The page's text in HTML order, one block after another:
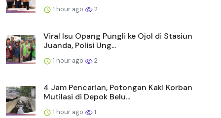
1 hour ago 2
Viral Isu Opang Pungli ke Ojol di Stasiun
Juanda, Polisi Ung...
1 hour ago 2
4 Jam Pencarian, Potongan Kaki Korban
Mutilasi di Depok Belu...
1 hour ago 1